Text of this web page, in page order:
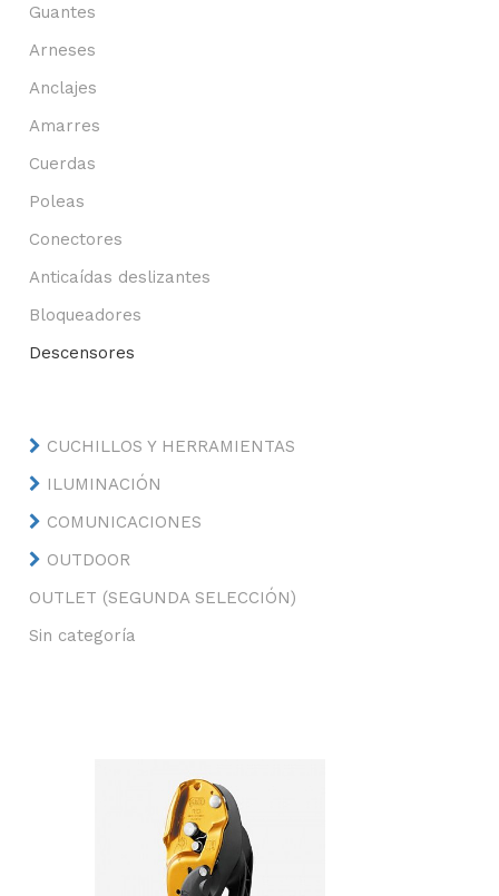
Guantes
Arneses
Anclajes
Amarres
Cuerdas
Poleas
Conectores
Anticaídas deslizantes
Bloqueadores
Descensores
CUCHILLOS Y HERRAMIENTAS
ILUMINACIÓN
COMUNICACIONES
OUTDOOR
OUTLET (SEGUNDA SELECCIÓN)
Sin categoría